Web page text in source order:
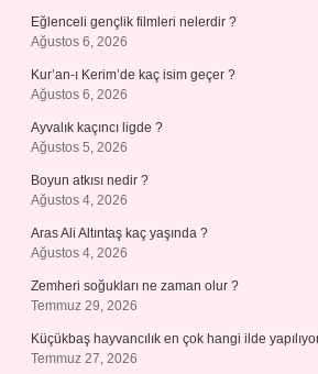
Eğlenceli gençlik filmleri nelerdir ?
Ağustos 6, 2026
Kur’an-ı Kerim’de kaç isim geçer ?
Ağustos 6, 2026
Ayvalık kaçıncı ligde ?
Ağustos 5, 2026
Boyun atkısı nedir ?
Ağustos 4, 2026
Aras Ali Altıntaş kaç yaşında ?
Ağustos 4, 2026
Zemheri soğukları ne zaman olur ?
Temmuz 29, 2026
Küçükbaş hayvancılık en çok hangi ilde
Temmuz 27, 2026